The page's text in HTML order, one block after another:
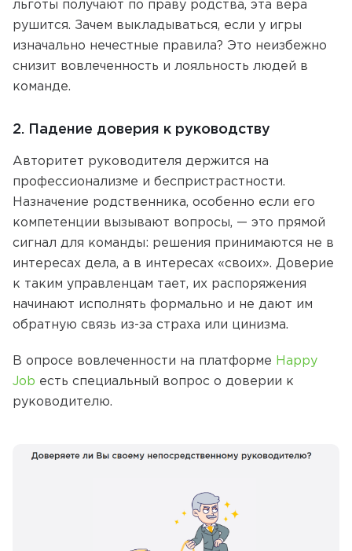
льготы получают по праву родства, эта вера
рушится. Зачем выкладываться, если у игры
изначально нечестные правила? Это неизбежно
снизит вовлеченность и лояльность людей в
команде.
2. Падение доверия к руководству
Авторитет руководителя держится на
профессионализме и беспристрастности.
Назначение родственника, особенно если его
компетенции вызывают вопросы, — это прямой
сигнал для команды: решения принимаются не в
интересах дела, а в интересах «своих». Доверие
к таким управленцам тает, их распоряжения
начинают исполнять формально и не дают им
обратную связь из-за страха или цинизма.
В опросе вовлеченности на платформе Happy
Job есть специальный вопрос о доверии к
руководителю.